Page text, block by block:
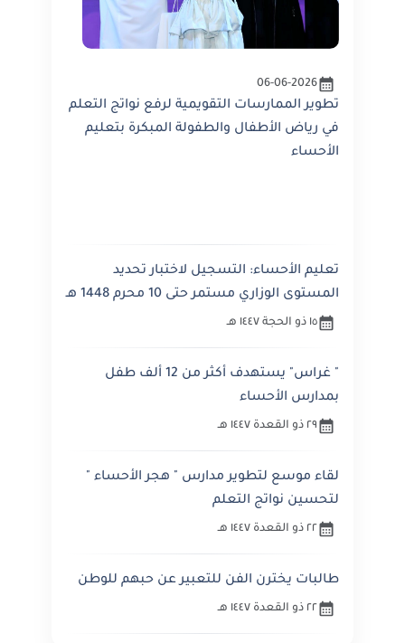
06-06-2026
تطوير الممارسات التقويمية لرفع نواتج التعلم
في رياض الأطفال والطفولة المبكرة بتعليم
الأحساء
تعليم الأحساء: التسجيل لاختبار تحديد
المستوى الوزاري مستمر حتى 10 محرم 1448 هـ
١٥ ذو الحجة ١٤٤٧ هـ
" غراس" يستهدف أكثر من 12 ألف طفل
بمدارس الأحساء
٢٩ ذو القعدة ١٤٤٧ هـ
لقاء موسع لتطوير مدارس " هجر الأحساء "
لتحسين نواتج التعلم
٢٢ ذو القعدة ١٤٤٧ هـ
طالبات يخترن الفن للتعبير عن حبهم للوطن
٢٢ ذو القعدة ١٤٤٧ هـ